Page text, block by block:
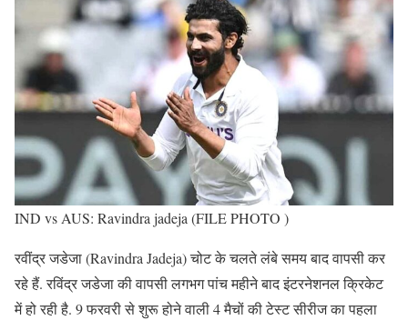
IND vs AUS: Ravindra jadeja (FILE PHOTO )
रवींद्र जडेजा (Ravindra Jadeja) चोट के चलते लंबे समय बाद वापसी कर
रहे हैं. रविंद्र जडेजा की वापसी लगभग पांच महीने बाद इंटरनेशनल क्रिकेट
में हो रही है. 9 फरवरी से शुरू होने वाली 4 मैचों की टेस्ट सीरीज का पहला